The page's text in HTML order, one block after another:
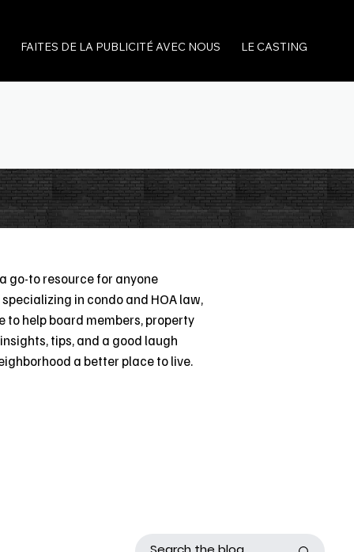
FAITES DE LA PUBLICITÉ AVEC NOUS LE CASTING
go-to resource for anyone
in condo and HOA law,
help board members, property
tips, and a good laugh
a better place to live.